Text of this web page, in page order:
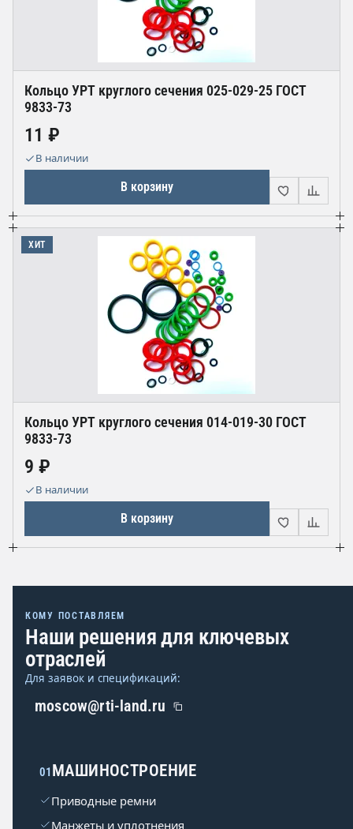
Кольцо УРТ круглого сечения 025-029-25 ГОСТ
9833-73
11 ₽
В наличии
В корзину
ХИТ
Кольцо УРТ круглого сечения 014-019-30 ГОСТ
9833-73
9 ₽
В наличии
В корзину
КОМУ ПОСТАВЛЯЕМ
Наши решения для ключевых
отраслей
Для заявок и спецификаций:
moscow@rti-land.ru
01 МАШИНОСТРОЕНИЕ
Приводные ремни
Манжеты и уплотнения